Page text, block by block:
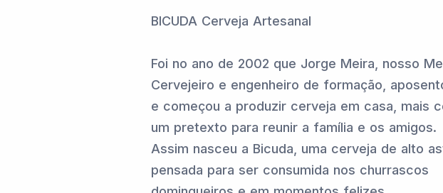
BICUDA Cerveja Artesanal
Foi no ano de 2002 que Jorge Meira, nosso
Cervejeiro e engenheiro de formação,
e começou a produzir cerveja em casa, mais
um pretexto para reunir a família e os amigos.
Assim nasceu a Bicuda, uma cerveja de alto
pensada para ser consumida nos churrascos